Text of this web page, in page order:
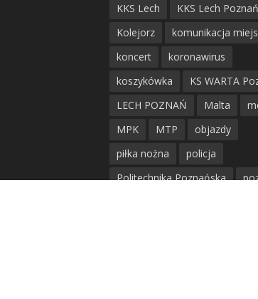
KKS Lech
KKS Lech Poznań
Kolejorz
komunikacja
koncert
koronawirus
koszykówka
KS WARTA
LECH POZNAŃ
Malta
MPK
MTP
objazdy
piłka nożna
policja
Politechnika Poznańska